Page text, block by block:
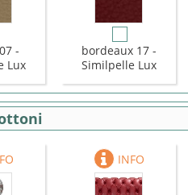
-
Lux
bordeaux 17 -
Similpelle Lux